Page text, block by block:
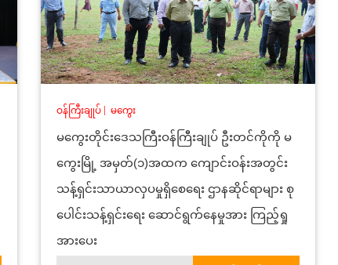
ဝန်ကြီးချုပ် မကွေး
မကွေးတိုင်းဒေသကြီးဝန်ကြီးချုပ် ဦးတင်ကိုကို မ
ကွေးမြို့ အမှတ်(၁)အထက ကျောင်းဝန်းအတွင်း
သန့်ရှင်းသာယာလှပမှုရှိစေရေး ဌာနဆိုင်ရာများ စု
ပေါင်းသန့်ရှင်းရေး ဆောင်ရွက်နေမှုအား ကြည့်ရှု
အားပေး